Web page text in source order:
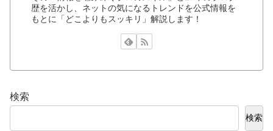
歴を活かし、ネットの気になるトレンドを公式情報を
もとに「どこよりもスッキリ」解説します！
検索
検索